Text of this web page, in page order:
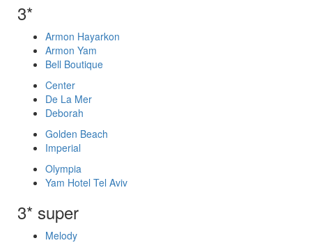
3*
Armon Hayarkon
Armon Yam
Bell Boutique
Center
De La Mer
Deborah
Golden Beach
Imperial
Olympia
Yam Hotel Tel Aviv
3* super
Melody